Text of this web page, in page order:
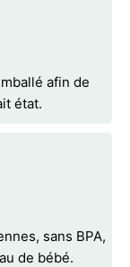
afin de
état.
sans BPA,
de bébé.